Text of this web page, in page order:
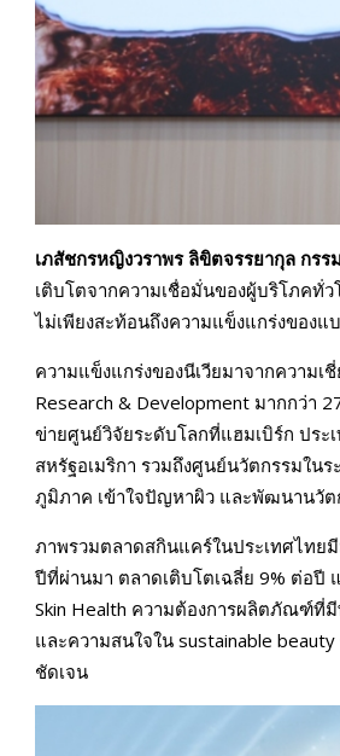
เภสัชกรหญิงวราพร ลิขิตจรรยากุล กร
เติบโตจากความเชื่อมั่นของผู้บริโภคทั่
ไม่เพียงสะท้อนถึงความแข็งแกร่งของแ
ความแข็งแกร่งของนีเวียมาจากความเ
Research & Development มากกว่า
ข่ายศูนย์วิจัยระดับโลกที่แฮมเบิร์ก ประ
สหรัฐอเมริกา รวมถึงศูนย์นวัตกรรมใ
ภูมิภาค เข้าใจปัญหาผิว และพัฒนานวั
ภาพรวมตลาดสกินแคร์ในประเทศไทย
ปีที่ผ่านมา ตลาดเติบโตเฉลี่ย 9% ต่อ
Skin Health ความต้องการผลิตภัณฑ์ที่
และความสนใจใน sustainable
ชัดเจน